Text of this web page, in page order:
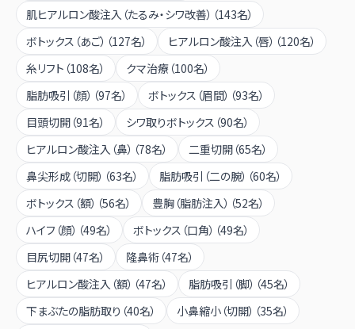
肌ヒアルロン酸注入（たるみ・シワ改善） （143名）
ボトックス（あご） （127名） ヒアルロン酸注入（唇） （120名）
糸リフト （108名） クマ治療 （100名）
脂肪吸引（顔） （97名） ボトックス（眉間） （93名）
目頭切開 （91名） シワ取りボトックス （90名）
ヒアルロン酸注入（鼻） （78名） 二重切開 （65名）
鼻尖形成（切開） （63名） 脂肪吸引（二の腕） （60名）
ボトックス（額） （56名） 豊胸（脂肪注入） （52名）
ハイフ（顔） （49名） ボトックス（口角） （49名）
目尻切開 （47名） 隆鼻術 （47名）
ヒアルロン酸注入（額） （47名） 脂肪吸引（脚） （45名）
下まぶたの脂肪取り （40名） 小鼻縮小（切開） （35名）